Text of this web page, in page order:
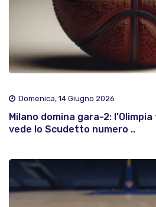
Domenica, 14 Giugno 2026
Milano domina gara-2:
vede lo Scudetto numero ..